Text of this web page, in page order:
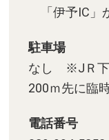
「伊予IC」
駐車場
なし ※JＲ下
200ｍ先に臨
電話番号